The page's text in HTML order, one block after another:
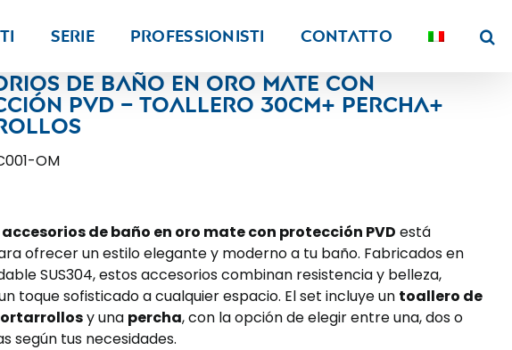
Serie PROFESSIONISTI Contatto
de baño en oro mate con
PVD – Toallero 30cm+ Percha+
OM
accesorios de baño en oro mate con protección PVD está
ofrecer un estilo elegante y moderno a tu baño. Fabricados en
SUS304, estos accesorios combinan resistencia y belleza,
toque sofisticado a cualquier espacio. El set incluye un toallero de
y una percha, con la opción de elegir entre una, dos o
según tus necesidades.